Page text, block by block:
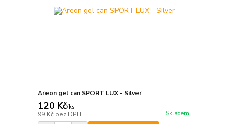
Areon gel can SPORT LUX - Silver
120 Kč/ks
99 Kč bez DPH Skladem